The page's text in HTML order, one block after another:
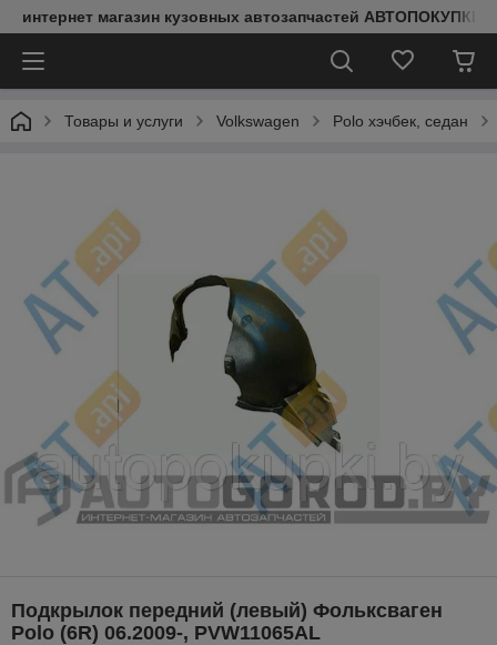
интернет магазин кузовных автозапчастей АВТОПОКУПКИ
Товары и услуги Volkswagen Polo хэчбек, седан
Подкрылок передний (левый) Фольксваген
Polo (6R) 06.2009-, PVW11065AL